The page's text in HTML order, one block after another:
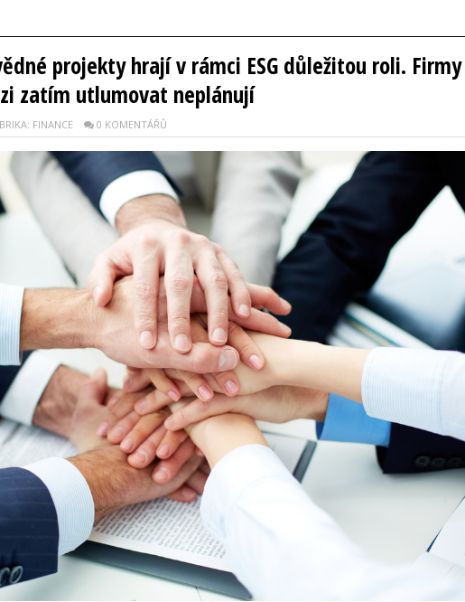
projekty hrají v rámci ESG důležitou roli. Firmy
zatím utlumovat neplánují
FINANCE 0 KOMENTÁŘŮ